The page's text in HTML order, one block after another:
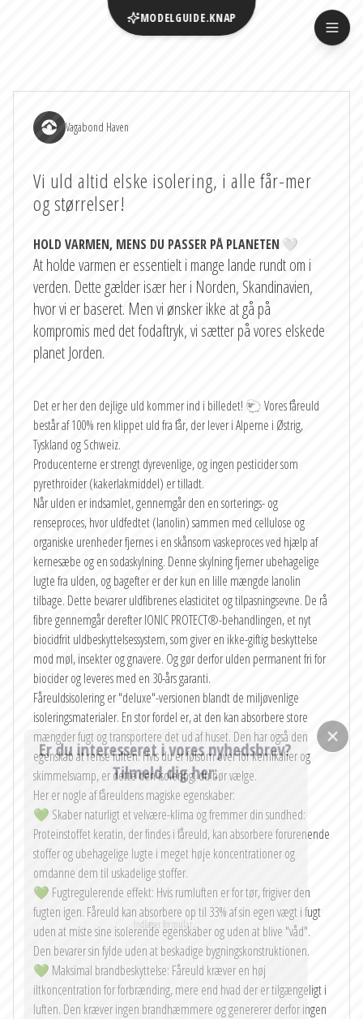
Vagabond Haven
Vi uld altid elske isolering, i alle får-mer
og størrelser!
HOLD VARMEN, MENS DU PASSER PÅ PLANETEN🤍
At holde varmen er essentielt i mange lande rundt om i
verden. Dette gælder især her i Norden, Skandinavien,
hvor vi er baseret. Men vi ønsker ikke at gå på
kompromis med det fodaftryk, vi sætter på vores elskede
planet Jorden.
Det er her den dejlige uld kommer ind i billedet! 🐑 Vores fåreuld
består af 100% ren klippet uld fra får, der lever i Alperne i Østrig,
Tyskland og Schweiz.
Producenterne er strengt dyrevenlige, og ingen pesticider som
pyrethroider (kakerlakmiddel) er tilladt.
Når ulden er indsamlet, gennemgår den en sorterings- og
renseproces, hvor uldfedtet (lanolin) sammen med cellulose og
organiske urenheder fjernes i en skånsom vaskeproces ved hjælp af
kernesæbe og en sodaskylning. Denne skylning fjerner ubehagelige
lugte fra ulden, og bagefter er der kun en lille mængde lanolin
tilbage. Dette bevarer uldfibrenes elasticitet og tilpasningsevne. De rå
fibre gennemgår derefter IONIC PROTECT®-behandlingen, et nyt
biocidfrit uldbeskyttelsessystem, som giver en ikke-giftig beskyttelse
mod møl, insekter og gnavere. Og gør derfor ulden permanent fri for
biocider og leveres med en 30-års garanti.
Fåreuldsisolering er "deluxe"-versionen blandt de miljøvenlige
isoleringsmaterialer. En stor fordel er, at den kan absorbere store
mængder fugt og transportere det ud af huset. Den har også den
egenskab at rense luften. Hvis du er følsom over for kemikalier og
skimmelsvamp, er dette den isolering, du bør vælge.
Her er nogle af fåreuldens magiske egenskaber:
💚 Skaber naturligt et velvære-klima og fremmer din sundhed:
Proteinstoffet keratin, der findes i fåreuld, kan absorbere forurenende
stoffer og ubehagelige lugte i meget høje koncentrationer og
omdanne dem til uskadelige stoffer.
💚 Fugtregulerende effekt: Hvis rumluften er for tør, frigiver den
fugten igen. Fåreuld kan absorbere op til 33% af sin egen vægt i fugt
uden at miste sine isolerende egenskaber og uden at blive "våd".
Den bevarer sin fylde uden at beskadige bygningskonstruktionen.
💚 Maksimal brandbeskyttelse: Fåreuld kræver en høj
iltkoncentration for forbrænding, mere end hvad der er tilgængeligt i
luften. Den kræver ingen brandhæmmere og genererer derfor ingen
E-mail*
Jeg giver samtykke til, at mine kontaktoplysninger indsamles og
behandles for at besvare min henvendelse. Dataene slettes, når
min anmodning er behandlet.
Bemærk: Du kan til enhver tid trække dit samtykke tilbage ved at sende en e-
mail til info@vagabondhaven.com. Detaljeret information om håndtering af
brugerdata findes i vores privatlivspolitik.
Send
Er du interesseret i vores nyhedsbrev?
Tilmeld dig her:
MODELGUIDE.KNAP